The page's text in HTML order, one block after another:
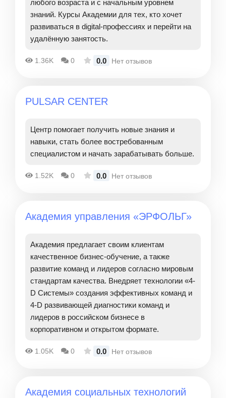
любого возраста и с начальным уровнем
знаний. Курсы Академии для тех, кто хочет
развиваться в digital-профессиях и перейти на
удалённую занятость.
1.36K 0 0.0 Нет отзывов
PULSAR CENTER
Центр помогает получить новые знания и
навыки, стать более востребованным
специалистом и начать зарабатывать больше.
1.52K 0 0.0 Нет отзывов
Академия управления «ЭРФОЛЬГ»
Академия предлагает своим клиентам
качественное бизнес-обучение, а также
развитие команд и лидеров согласно мировым
стандартам качества. Внедряет технологии «4-
D Системы» создания эффективных команд и
4-D развивающей диагностики команд и
лидеров в российском бизнесе в
корпоративном и открытом формате.
1.05K 0 0.0 Нет отзывов
Академия социальных технологий